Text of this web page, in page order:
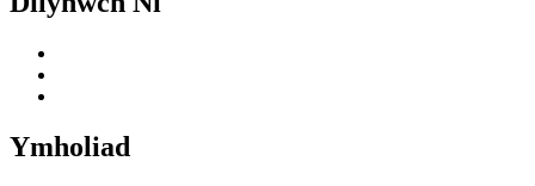
Ymholiad